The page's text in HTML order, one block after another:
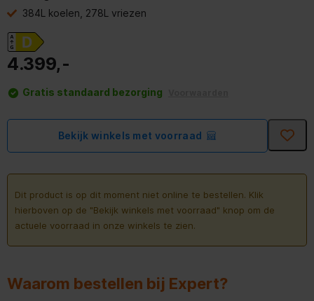
384L koelen, 278L vriezen
4.399,-
Gratis standaard bezorging
Bekijk winkels met voorraad
Dit product is op dit moment niet online te bestellen. Klik
hierboven op de "Bekijk winkels met voorraad" knop om de
actuele voorraad in onze winkels te zien.
Waarom bestellen bij Expert?